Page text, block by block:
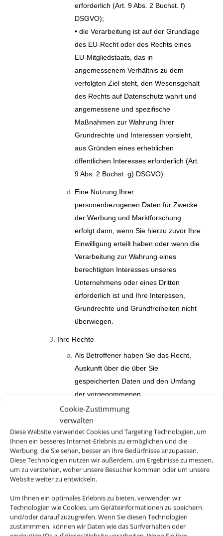
Cookie-Zustimmung
verwalten
Diese Website verwendet Cookies und Targeting Technologien, um
Ihnen ein besseres Internet-Erlebnis zu ermöglichen und die
Werbung, die Sie sehen, besser an Ihre Bedürfnisse anzupassen.
Diese Technologien nutzen wir außerdem, um Ergebnisse zu messen,
um zu verstehen, woher unsere Besucher kommen oder um unsere
Website weiter zu entwickeln.
Um Ihnen ein optimales Erlebnis zu bieten, verwenden wir
Technologien wie Cookies, um Geräteinformationen zu speichern
und/oder darauf zuzugreifen. Wenn Sie diesen Technologien
zustimmmen, können wir Daten wie das Surfverhalten oder
erforderlich (Art. 9 Abs. 2 Buchst. f)
DSGVO);
• die Verarbeitung ist auf der Grundlage
des EU-Recht oder des Rechts eines
EU-Mitgliedstaats, das in
angemessenem Verhältnis zu dem
verfolgten Ziel steht, den Wesensgehalt
des Rechts auf Datenschutz wahrt und
angemessene und spezifische
Maßnahmen zur Wahrung Ihrer
Grundrechte und Interessen vorsieht,
aus Gründen eines erheblichen
öffentlichen Interesses erforderlich (Art.
9 Abs. 2 Buchst. g) DSGVO).
Eine Nutzung Ihrer
personenbezogenen Daten für Zwecke
der Werbung und Marktforschung
erfolgt dann, wenn Sie hierzu zuvor Ihre
Einwilligung erteilt haben oder wenn die
Verarbeitung zur Wahrung eines
berechtigten Interesses unseres
Unternehmens oder eines Dritten
erforderlich ist und Ihre Interessen,
Grundrechte und Grundfreiheiten nicht
überwiegen.
Ihre Rechte
Als Betroffener haben Sie das Recht,
Auskunft über die über Sie
gespeicherten Daten und den Umfang
der vorgenommenen
Datenverarbeitung und -weitergabe zu
verlangen und eine Kopie der über Sie
gespeicherten personenbezogenen
Daten zu erhalten.
Außerdem haben das Recht,
unverzüglich die Berichtigung Sie
Vervollständigung unvollständiger über
Sie gespeicherter personenbezogener
Daten zu verlangen.